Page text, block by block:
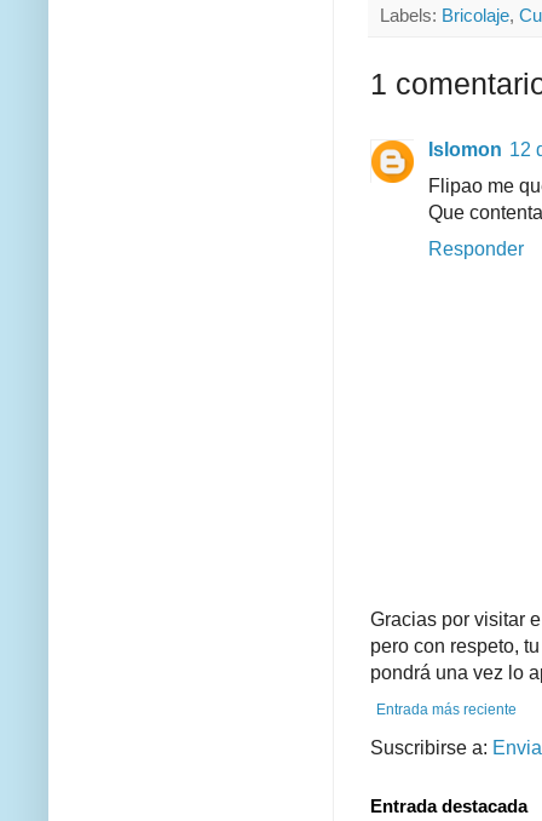
Labels: Bricolaje,
1
Islomon 12
Flipao me
Que
Responder
Gracias por visitar
pero con respeto,
pondrá una vez lo
Entrada más reciente
Suscribirse a:
Entrada destacada